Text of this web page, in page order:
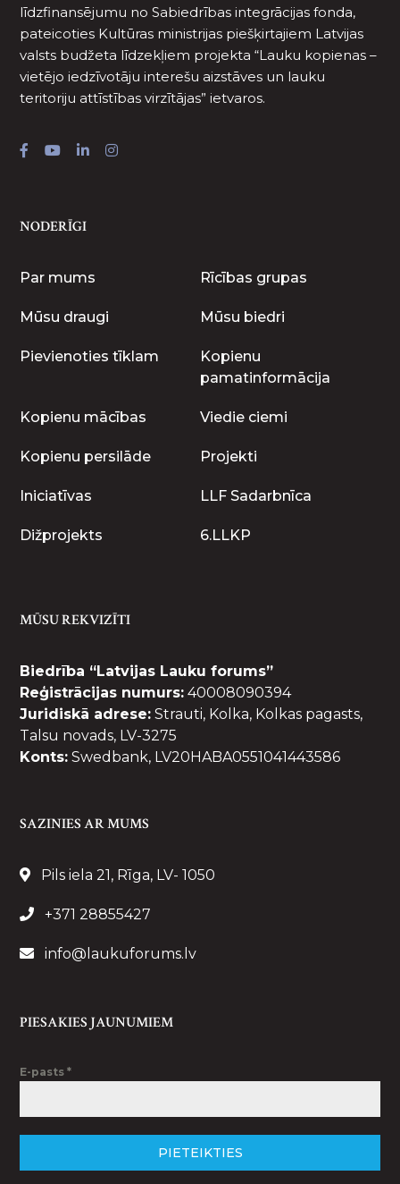
līdzfinansējumu no Sabiedrības integrācijas fonda,
pateicoties Kultūras ministrijas piešķirtajiem Latvijas
valsts budžeta līdzekļiem projekta “Lauku kopienas –
vietējo iedzīvotāju interešu aizstāves un lauku
teritoriju attīstības virzītājas” ietvaros.
NODERĪGI
Par mums Rīcības grupas
Mūsu draugi Mūsu biedri
Pievienoties tīklam
Kopienu
pamatinformācija
Kopienu mācības Viedie ciemi
Kopienu persilāde Projekti
Iniciatīvas LLF Sadarbnīca
Dižprojekts 6.LLKP
MŪSU REKVIZĪTI
Biedrība “Latvijas Lauku forums”
Reģistrācijas numurs: 40008090394
Juridiskā adrese: Strauti, Kolka, Kolkas pagasts,
Talsu novads, LV-3275
Konts: Swedbank, LV20HABA0551041443586
SAZINIES AR MUMS
Pils iela 21, Rīga, LV- 1050
+371 28855427
info@laukuforums.lv
PIESAKIES JAUNUMIEM
E-pasts*
PIETEIKTIES